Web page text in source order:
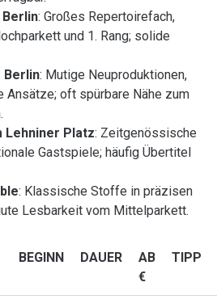
: Großes Repertoirefach,
und 1. Rang; solide
Berlin: Mutige Neuproduktionen,
Ansätze; oft spürbare Nähe zum
Lehniner Platz: Zeitgenössische
Gastspiele; häufig Übertitel
: Klassische Stoffe in präzisen
Lesbarkeit vom Mittelparkett.
BEGINN DAUER
AB
€
TIPP